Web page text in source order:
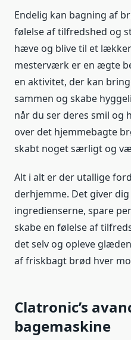
Endelig kan bagning af
følelse af tilfredshed og
hæve og blive til et
mesterværk er en ægte
en aktivitet, der kan
sammen og skabe
når du ser deres smil og
over det hjemmebagte
skabt noget særligt og
Alt i alt er der utallige
derhjemme. Det giver
ingredienserne, spare
skabe en følelse af
det selv og opleve
af friskbagt brød hver
Clatronic’s
bagemaskine